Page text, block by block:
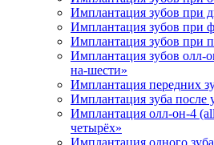
Имплантация зубов при
Имплантация зубов при
Имплантация зубов при
Имплантация зубов олл-
на-шести»
Имплантация передних
Имплантация зуба после
Имплантация олл-он-4
четырёх»
Имплантация одного зуба